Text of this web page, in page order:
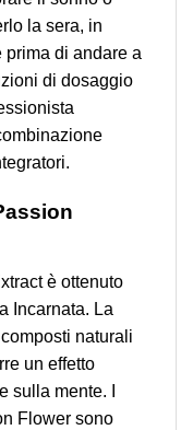
la sera, in
prima di andare a
di dosaggio
è ottenuto
Incarnata. La
naturali
un effetto
sulla mente. I
Flower sono